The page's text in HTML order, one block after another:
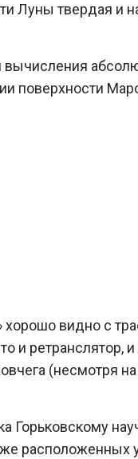
Луны твердая и
вычисления
поверхности
видно с
и
(несмотря
Горьковскому
расположенных